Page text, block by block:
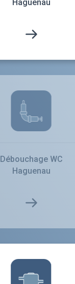
Haguenau
Débouchage WC
Haguenau